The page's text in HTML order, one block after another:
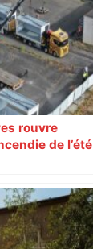
à la
rouvre
de l’été